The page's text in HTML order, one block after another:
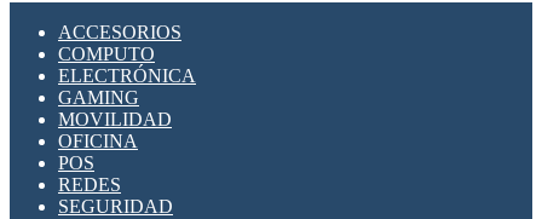
SUPRESOR DE TRANSIENTES SPDS PARA
APLICACIONES FOTOVOLTAICAS
ACCESORIOS
COMPUTO
ELECTRÓNICA
GAMING
MOVILIDAD
OFICINA
POS
REDES
SEGURIDAD